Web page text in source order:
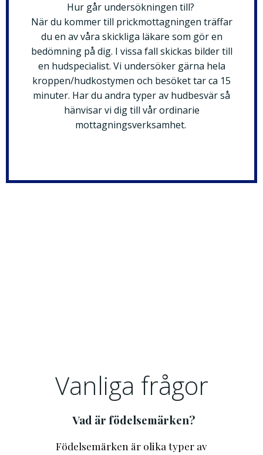
Hur går undersökningen till?
När du kommer till prickmottagningen träffar
du en av våra skickliga läkare som gör en
bedömning på dig. I vissa fall skickas bilder till
en hudspecialist. Vi undersöker gärna hela
kroppen/hudkostymen och besöket tar ca 15
minuter. Har du andra typer av hudbesvär så
hänvisar vi dig till vår ordinarie
mottagningsverksamhet.
Vanliga frågor
Vad är födelsemärken?
Födelsemärken är olika typer av